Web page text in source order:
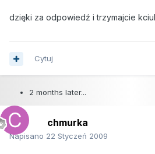
dzięki za odpowiedź i trzymajcie
Cytuj
2 months later...
chmurka
Napisano 22 Styczeń 2009